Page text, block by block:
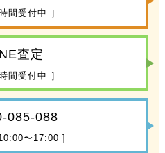
間受付中 ］
査定
間受付中 ］
085-088
〜17:00 ]